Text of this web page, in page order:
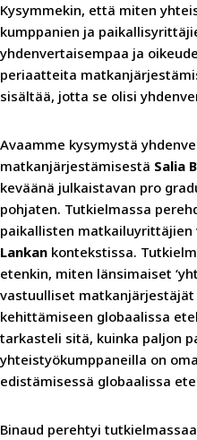
Kysymmekin, että miten
kumppanien ja
yhdenvertaisempaa ja
periaatteita
sisältää, jotta se olisi
Avaamme kysymystä
matkanjärjestämisestä Salia
keväänä julkaistavan pro
pohjaten. Tutkielmassa
paikallisten matkailuyrittäjien
Lankan kontekstissa.
etenkin, miten länsimaiset
vastuulliset
kehittämiseen globaalissa
tarkasteli sitä, kuinka paljon
yhteistyökumppaneilla on
edistämisessä globaalissa
Binaud perehtyi